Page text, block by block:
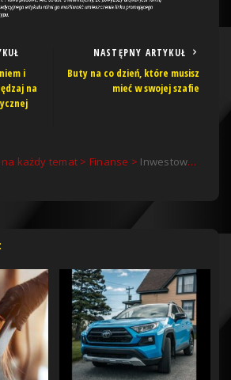
i
na
NASTĘPNY ARTYKUŁ
Buty na co dzień, które musisz
mieć w swojej szafie
na każdy temat > Finanse > Inwestowanie w kontrakty CFD – na czym polega to w praktyce?